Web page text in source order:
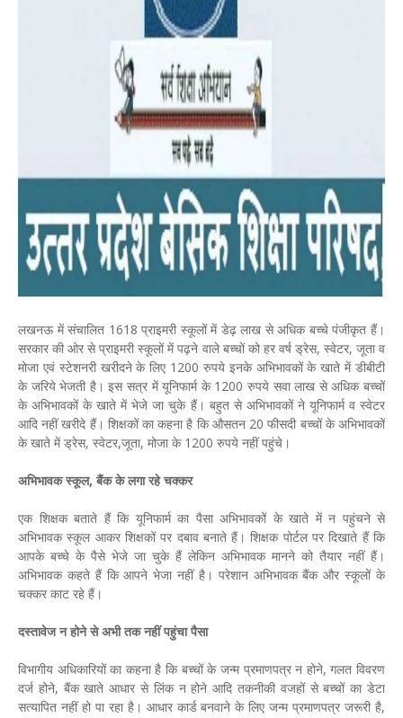
लखनऊ में संचालित 1618 प्राइमरी स्कूलों में डेढ़ लाख से अधिक बच्चे पंजीकृत हैं।
सरकार की ओर से प्राइमरी स्कूलों में पढ़ने वाले बच्चों को हर वर्ष ड्रेस, स्वेटर, जूता व
मोजा एवं स्टेशनरी खरीदने के लिए 1200 रुपये इनके अभिभावकों के खाते में डीबीटी
के जरिये भेजती है। इस सत्र में यूनिफार्म के 1200 रुपये सवा लाख से अधिक बच्चों
के अभिभावकों के खाते में भेजे जा चुके हैं। बहुत से अभिभावकों ने यूनिफार्म व स्वेटर
आदि नहीं खरीदे हैं। शिक्षकों का कहना है कि औसतन 20 फीसदी बच्चों के अभिभावकों
के खाते में ड्रेस, स्वेटर,जूता, मोजा के 1200 रुपये नहीं पहुंचे।
अभिभावक स्कूल, बैंक के लगा रहे चक्कर
एक शिक्षक बताते हैं कि यूनिफार्म का पैसा अभिभावकों के खाते में न पहुंचने से
अभिभावक स्कूल आकर शिक्षकों पर दबाव बनाते हैं। शिक्षक पोर्टल पर दिखाते हैं कि
आपके बच्चे के पैसे भेजे जा चुके हैं लेकिन अभिभावक मानने को तैयार नहीं हैं।
अभिभावक कहते हैं कि आपने भेजा नहीं है। परेशान अभिभावक बैंक और स्कूलों के
चक्कर काट रहे हैं।
दस्तावेज न होने से अभी तक नहीं पहुंचा पैसा
विभागीय अधिकारियों का कहना है कि बच्चों के जन्म प्रमाणपत्र न होने, गलत विवरण
दर्ज होने, बैंक खाते आधार से लिंक न होने आदि तकनीकी वजहों से बच्चों का डेटा
सत्यापित नहीं हो पा रहा है। आधार कार्ड बनवाने के लिए जन्म प्रमाणपत्र जरूरी है,